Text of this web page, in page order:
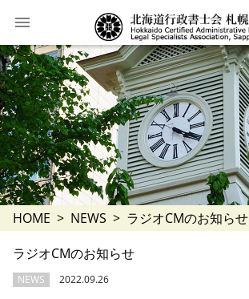
HOME NEWS
ラジオCMのお知らせ
ラジオCMのお知らせ
NEWS 2022.09.26